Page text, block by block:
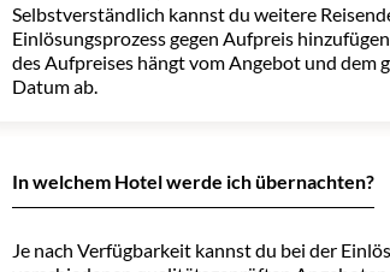
Selbstverständlich kannst du weitere
Einlösungsprozess gegen Aufpreis
des Aufpreises hängt vom Angebot und dem
Datum ab.
In welchem Hotel werde ich übernachten?
Je nach Verfügbarkeit kannst du bei der